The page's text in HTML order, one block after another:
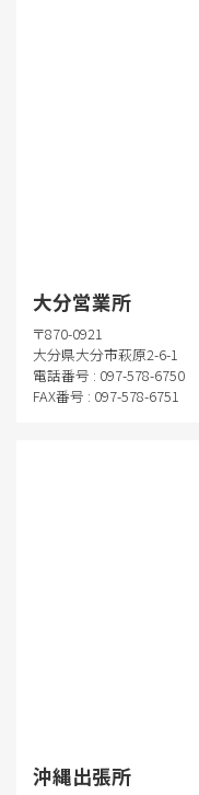
大分営業所
〒870-0921
大分県大分市萩原2-6-1
電話番号 : 097-578-6750
FAX番号 : 097-578-6751
沖縄出張所